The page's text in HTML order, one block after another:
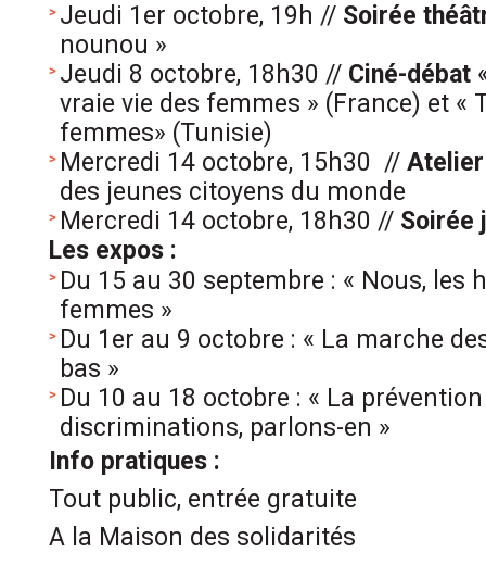
Jeudi 1er octobre, 19h // Soirée
nounou »
Jeudi 8 octobre, 18h30 // Ciné-débat
vraie vie des femmes » (France) et «
femmes» (Tunisie)
Mercredi 14 octobre, 15h30 //
des jeunes citoyens du monde
Mercredi 14 octobre, 18h30 // Soirée
Les expos :
Du 15 au 30 septembre : « Nous, les
femmes »
Du 1er au 9 octobre : « La marche
bas »
Du 10 au 18 octobre : « La
discriminations, parlons-en »
Info pratiques :
Tout public, entrée gratuite
A la Maison des solidarités